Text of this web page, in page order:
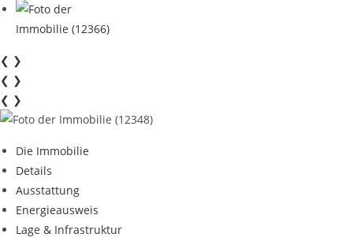
❮ ❯
❮ ❯
❮ ❯
Die Immobilie
Details
Ausstattung
Energieausweis
Lage & Infrastruktur